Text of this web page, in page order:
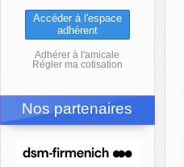
Accéder à l'espace
adhérent
Adhérer à l'amicale
Régler ma cotisation
Nos partenaires